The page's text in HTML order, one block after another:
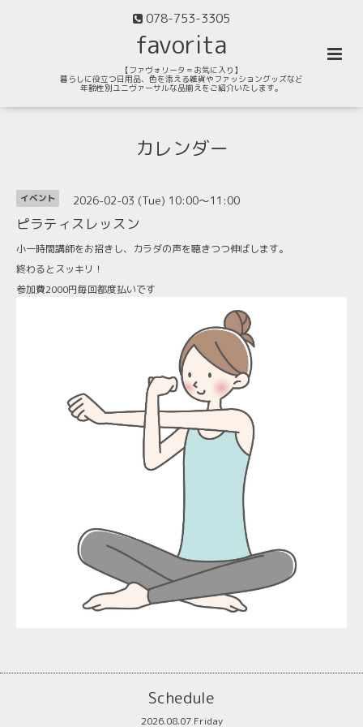
078-753-3305
favorita
【ファヴォリータ＝お気に入り】
暮らしに役立つ日用品、色を添える雑貨やファッショングッズなど
年齢性別ユニヴァーサルな品揃えをご紹介いたします。
カレンダー
イベント 2026-02-03 (Tue) 10:00～11:00
ピラティスレッスン
小一時間講師をお招きし、カラダの声を聴きつつ伸ばします。
終わるとスッキリ！
参加費2000円毎回都度払いです
Schedule
2026.08.07 Friday